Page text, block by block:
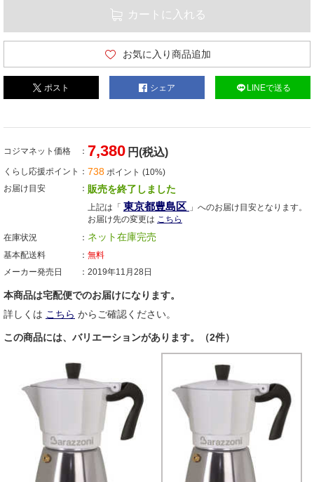
カートに入れる
お気に入り商品追加
ポスト シェア LINEで送る
コジマネット価格 7,380 円(税込)
くらし応援ポイント 738 ポイント (10%)
お届け目安
販売を終了しました
上記は「 東京都豊島区 」へのお届け目安となります。
お届け先の変更は こちら
在庫状況
ネット在庫完売
基本配送料
無料
メーカー発売日
2019年11月28日
本商品は宅配便でのお届けになります。
詳しくは こちら からご確認ください。
この商品には、バリエーションがあります。（2件）